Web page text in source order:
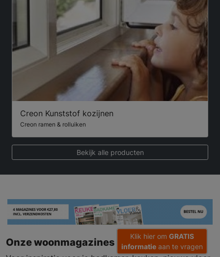
Creon Kunststof kozijnen
Creon ramen & rolluiken
Bekijk alle producten
Onze woonmagazines
Klik hier om GRATIS
informatie aan te vragen